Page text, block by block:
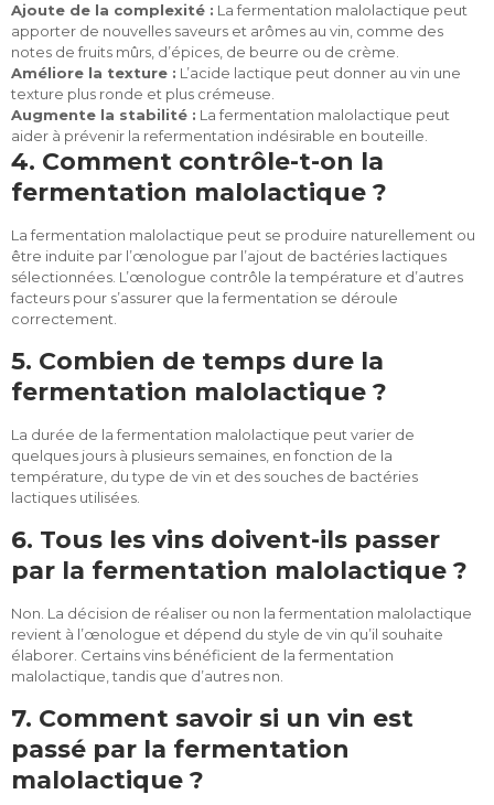
Ajoute de la complexité : La fermentation malolactique peut
apporter de nouvelles saveurs et arômes au vin, comme des
notes de fruits mûrs, d’épices, de beurre ou de crème.
Améliore la texture : L’acide lactique peut donner au vin une
texture plus ronde et plus crémeuse.
Augmente la stabilité : La fermentation malolactique peut
aider à prévenir la refermentation indésirable en bouteille.
4. Comment contrôle-t-on la
fermentation malolactique ?
La fermentation malolactique peut se produire naturellement ou
être induite par l’œnologue par l’ajout de bactéries lactiques
sélectionnées. L’œnologue contrôle la température et d’autres
facteurs pour s’assurer que la fermentation se déroule
correctement.
5. Combien de temps dure la
fermentation malolactique ?
La durée de la fermentation malolactique peut varier de
quelques jours à plusieurs semaines, en fonction de la
température, du type de vin et des souches de bactéries
lactiques utilisées.
6. Tous les vins doivent-ils passer
par la fermentation malolactique ?
Non. La décision de réaliser ou non la fermentation malolactique
revient à l’œnologue et dépend du style de vin qu’il souhaite
élaborer. Certains vins bénéficient de la fermentation
malolactique, tandis que d’autres non.
7. Comment savoir si un vin est
passé par la fermentation
malolactique ?